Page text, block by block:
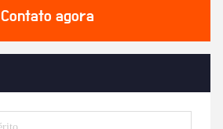
Contato agora